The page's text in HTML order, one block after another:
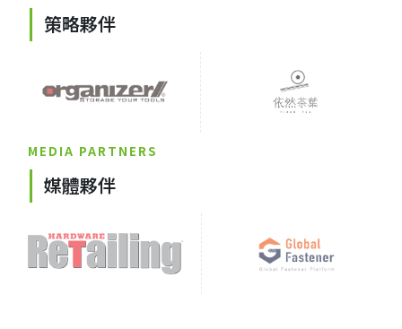
策略夥伴
MEDIA PARTNERS
媒體夥伴